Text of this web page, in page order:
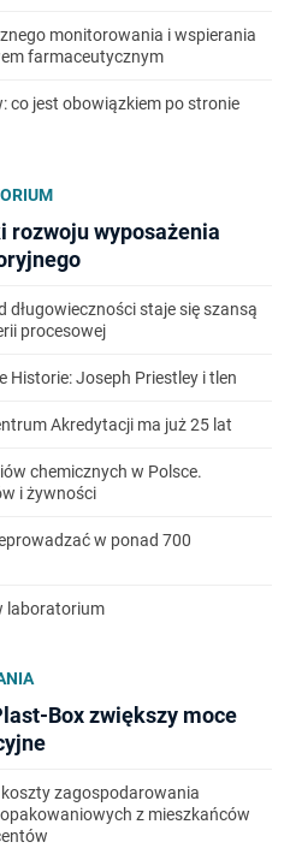
monitorowania i wspierania
farmaceutycznym
co jest obowiązkiem po stronie
rozwoju wyposażenia
długowieczności staje się szansą
procesowej
Historie: Joseph Priestley i tlen
Akredytacji ma już 25 lat
chemicznych w Polsce.
i żywności
w ponad 700
laboratorium
Box zwiększy moce
koszty zagospodarowania
z mieszkańców